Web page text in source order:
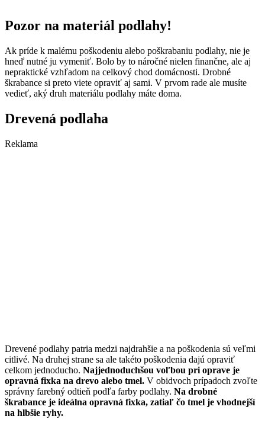
Pozor na materiál podlahy!
Ak príde k malému poškodeniu alebo poškrabaniu podlahy, nie je
hneď nutné ju vymeniť. Bolo by to náročné nielen finančne, ale aj
nepraktické vzhľadom na celkový chod domácnosti. Drobné
škrabance si preto viete opraviť aj sami. V prvom rade ale musíte
vedieť, aký druh materiálu podlahy máte doma.
Drevená podlaha
Reklama
Drevené podlahy patria medzi najdrahšie a na poškodenia sú veľmi
citlivé. Na druhej strane sa ale takéto poškodenia dajú opraviť
celkom jednoducho. Najjednoduchšou voľbou pri oprave je
opravná fixka na drevo alebo tmel. V obidvoch prípadoch zvoľte
správny farebný odtieň podľa farby podlahy. Na drobné
škrabance je ideálna opravná fixka, zatiaľ čo tmel je vhodnejší
na hlbšie ryhy.